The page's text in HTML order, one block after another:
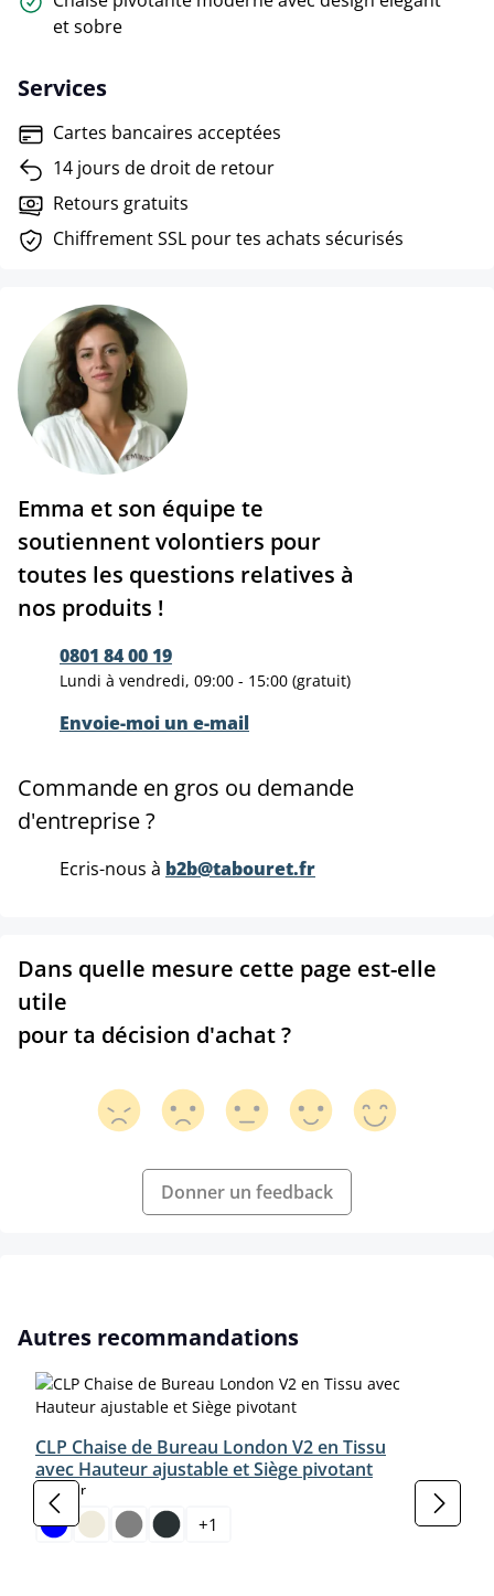
et sobre
Services
Cartes bancaires acceptées
14 jours de droit de retour
Retours gratuits
Chiffrement SSL pour tes achats sécurisés
Emma et son équipe te
soutiennent volontiers pour
toutes les questions relatives à
nos produits !
0801 84 00 19
Lundi à vendredi, 09:00 - 15:00 (gratuit)
Envoie-moi un e-mail
Commande en gros ou demande
d'entreprise ?
Ecris-nous à b2b@tabouret.fr
Dans quelle mesure cette page est-elle
utile
pour ta décision d'achat ?
Donner un feedback
Ignorer la galerie de produits
Autres recommandations
CLP Chaise de Bureau London V2 en Tissu
avec Hauteur ajustable et Siège pivotant
Couleurselect
+1